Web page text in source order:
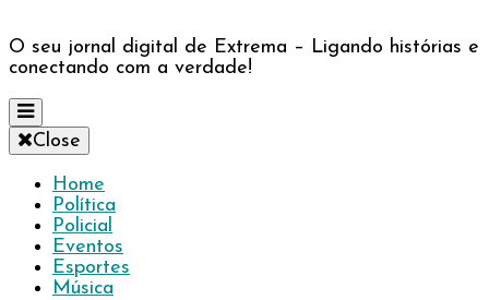
O seu jornal digital de Extrema – Ligando histórias e
conectando com a verdade!
Close
Home
Política
Policial
Eventos
Esportes
Música